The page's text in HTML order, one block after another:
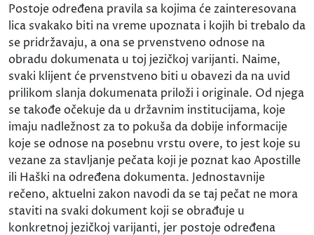
Postoje određena pravila sa kojima će zainteresovana
lica svakako biti na vreme upoznata i kojih bi trebalo da
se pridržavaju, a ona se prvenstveno odnose na
obradu dokumenata u toj jezičkoj varijanti. Naime,
svaki klijent će prvenstveno biti u obavezi da na uvid
prilikom slanja dokumenata priloži i originale. Od njega
se takođe očekuje da u državnim institucijama, koje
imaju nadležnost za to pokuša da dobije informacije
koje se odnose na posebnu vrstu overe, to jest koje su
vezane za stavljanje pečata koji je poznat kao Apostille
ili Haški na određena dokumenta. Jednostavnije
rečeno, aktuelni zakon navodi da se taj pečat ne mora
staviti na svaki dokument koji se obrađuje u
konkretnoj jezičkoj varijanti, jer postoje određena